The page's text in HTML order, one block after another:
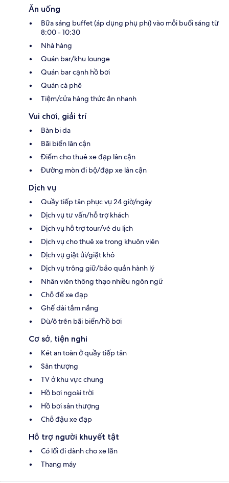
Ăn uống
Bữa sáng buffet (áp dụng phụ phí) vào mỗi buổi sáng từ
8:00 - 10:30
Nhà hàng
Quán bar/khu lounge
Quán bar cạnh hồ bơi
Quán cà phê
Tiệm/cửa hàng thức ăn nhanh
Vui chơi, giải trí
Bàn bi da
Bãi biển lân cận
Điểm cho thuê xe đạp lân cận
Đường mòn đi bộ/đạp xe lân cận
Dịch vụ
Quầy tiếp tân phục vụ 24 giờ/ngày
Dịch vụ tư vấn/hỗ trợ khách
Dịch vụ hỗ trợ tour/vé du lịch
Dịch vụ cho thuê xe trong khuôn viên
Dịch vụ giặt ủi/giặt khô
Dịch vụ trông giữ/bảo quản hành lý
Nhân viên thông thạo nhiều ngôn ngữ
Chỗ để xe đạp
Ghế dài tắm nắng
Dù/ô trên bãi biển/hồ bơi
Cơ sở, tiện nghi
Két an toàn ở quầy tiếp tân
Sân thượng
TV ở khu vực chung
Hồ bơi ngoài trời
Hồ bơi sân thượng
Chỗ đậu xe đạp
Hỗ trợ người khuyết tật
Có lối đi dành cho xe lăn
Thang máy